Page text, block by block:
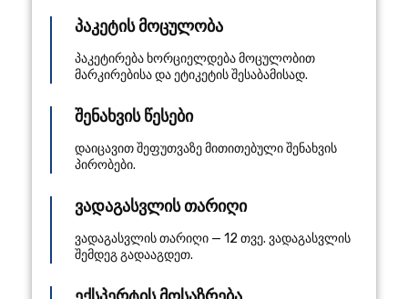
პაკეტის მოცულობა
პაკეტირება ხორციელდება მოცულობით
მარკირებისა და ეტიკეტის შესაბამისად.
შენახვის წესები
დაიცავით შეფუთვაზე მითითებული შენახვის
პირობები.
ვადაგასვლის თარიღი
ვადაგასვლის თარიღი — 12 თვე. ვადაგასვლის
შემდეგ გადააგდეთ.